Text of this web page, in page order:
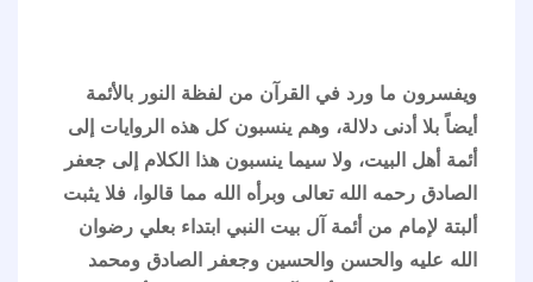
ويفسرون ما ورد في القرآن من لفظة النور بالأئمة
أيضاً بلا أدنى دلالة، وهم ينسبون كل هذه الروايات إلى
أئمة أهل البيت، ولا سيما ينسبون هذا الكلام إلى جعفر
الصادق رحمه الله تعالى وبرأه الله مما قالوا، فلا يثبت
ألبتة لإمام من أئمة آل بيت النبي ابتداء بعلي رضوان
الله عليه والحسن والحسين وجعفر الصادق ومحمد